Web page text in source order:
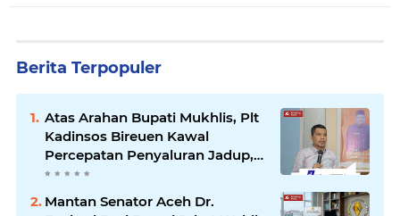
Berita Terpopuler
Atas Arahan Bupati Mukhlis, Plt
Kadinsos Bireuen Kawal
Percepatan Penyaluran Jadup,
Intens Berkoordinasi dengan
Mantan Senator Aceh Dr.